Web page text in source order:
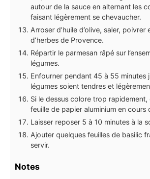
autour de la sauce en alternant les
faisant légèrement se chevaucher.
Arroser d’huile d’olive, saler,
d’herbes de Provence.
Répartir le parmesan râpé sur
légumes.
Enfourner pendant 45 à 55 minutes
légumes soient tendres et
Si le dessus colore trop rapidement,
feuille de papier aluminium en cours
Laisser reposer 5 à 10 minutes à la
Ajouter quelques feuilles de basilic
servir.
Notes